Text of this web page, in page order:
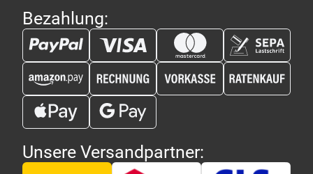
Bezahlung:
Unsere Versandpartner: